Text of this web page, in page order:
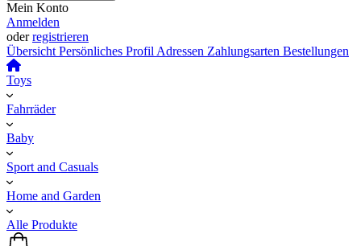
Mein Konto
Anmelden
oderregistrieren
Übersicht Persönliches Profil Adressen Zahlungsarten Bestellungen
Toys
Fahrräder
Baby
Sport and Casuals
Home and Garden
Alle Produkte